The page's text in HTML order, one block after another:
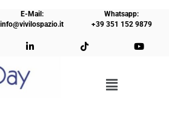
E-Mail:
info@vivilospazio.it
Whatsapp:
+39 351 152 9879